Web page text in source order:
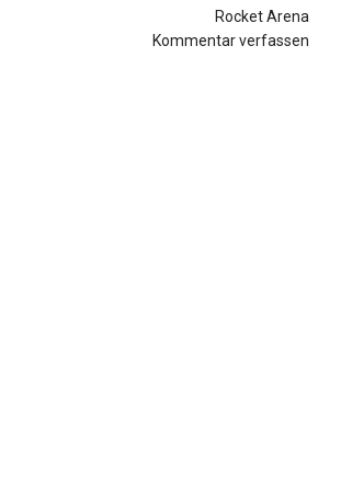
Rocket Arena
Kommentar verfassen